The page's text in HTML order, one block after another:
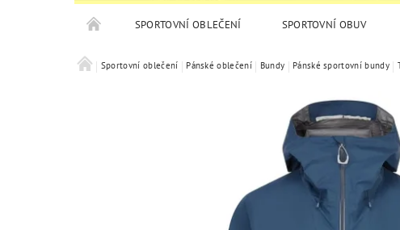
SPORTOVNÍ OBLEČENÍ SPORTOVNÍ OBUV
Sportovní oblečení Pánské oblečení Bundy Pánské sportovní bundy